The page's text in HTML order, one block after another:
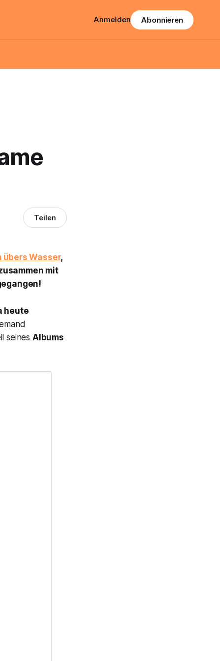
Anmelden Abonnieren
Teilen
Wasser,
mit
heute
seines Albums